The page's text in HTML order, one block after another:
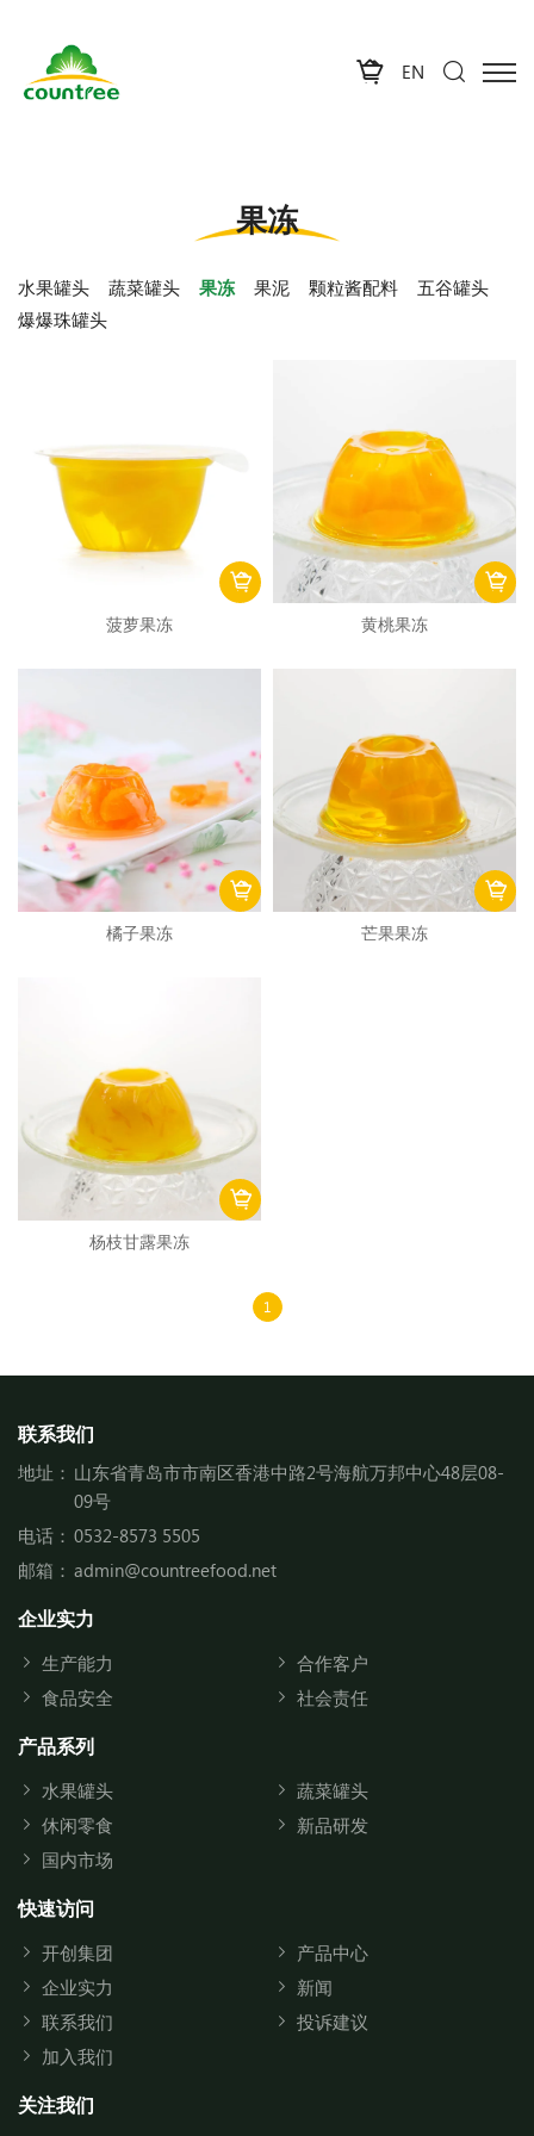
EN
果冻
水果罐头 蔬菜罐头 果冻 果泥 颗粒酱配料
五谷罐头
爆爆珠罐头
菠萝果冻 黄桃果冻
橘子果冻 芒果果冻
杨枝甘露果冻
1
联系我们
地址： 山东省青岛市市南区香港中路2号海航万邦中心48层08-
09号
电话： 0532-8573 5505
邮箱： admin@countreefood.net
企业实力
生产能力
合作客户
食品安全
社会责任
产品系列
水果罐头
蔬菜罐头
休闲零食
新品研发
国内市场
快速访问
开创集团
产品中心
企业实力
新闻
联系我们
投诉建议
加入我们
关注我们